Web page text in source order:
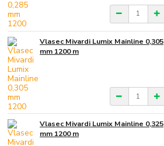
Vlasec Mivardi Lumix Mainline 0,305
mm 1200 m
Vlasec Mivardi Lumix Mainline 0,325
mm 1200 m